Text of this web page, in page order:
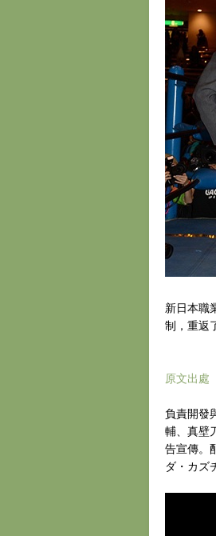
新日本職
制，重返
原文出處
負責開發
輔、真壁
告宣傳。
ダ・カズ